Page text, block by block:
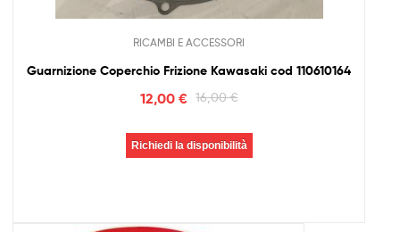
RICAMBI E ACCESSORI
Guarnizione Coperchio Frizione Kawasaki cod 110610164
16,00€
12,00 €
Richiedi la disponibilità